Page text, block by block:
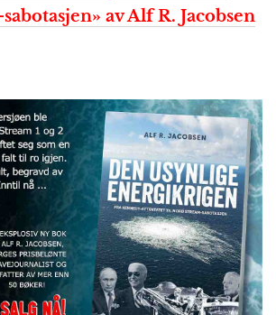
av Alf R. Jacobsen